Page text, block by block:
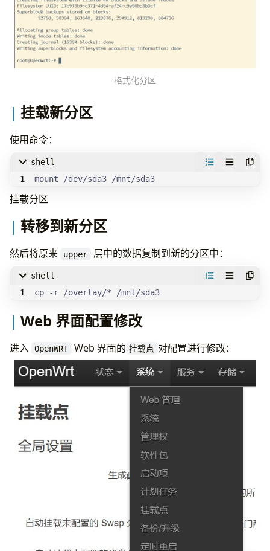
格式化分区
挂载新分区
使用命令：
shell
mount /dev/sda3 /mnt/sda3
挂载分区
转移到新分区
然后将原来 upper 层中的数据复制到新的分区中：
shell
cp -r /overlay/* /mnt/sda3
Web 界面配置修改
进入 OpenWRT Web 界面的 挂载点 对配置进行修改：